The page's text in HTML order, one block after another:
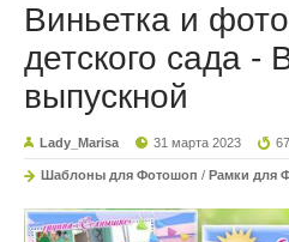
Виньетка и
детского сада -
выпускной
Lady_Marisa 31 марта 2023
Шаблоны для Фотошоп / Рамки для